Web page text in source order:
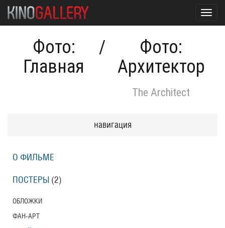
Фото:
Главная
/
Фото:
Архитектор
The Architect
навигация
О ФИЛЬМЕ
ПОСТЕРЫ (2)
ОБЛОЖКИ
ФАН-АРТ